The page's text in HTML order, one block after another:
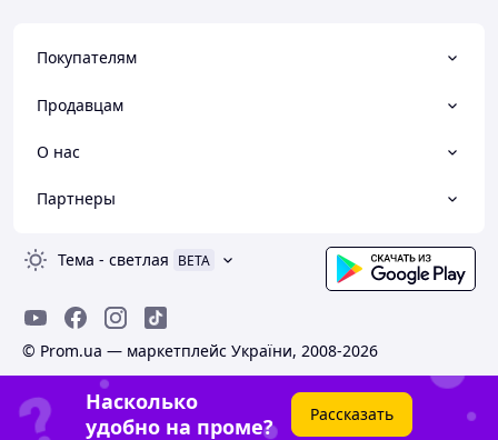
Покупателям
Продавцам
О нас
Партнеры
Тема - светлая BETA
© Prom.ua — маркетплейс України, 2008-2026
Насколько
удобно на проме?
Рассказать